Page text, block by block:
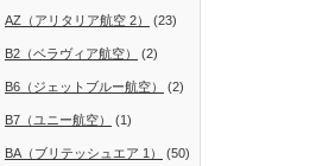
AZ（アリタリア航空 2） (23)
B2（ベラヴィア航空） (2)
B6（ジェットブルー航空） (2)
B7（ユニー航空） (1)
BA（ブリテッシュエア 1） (50)